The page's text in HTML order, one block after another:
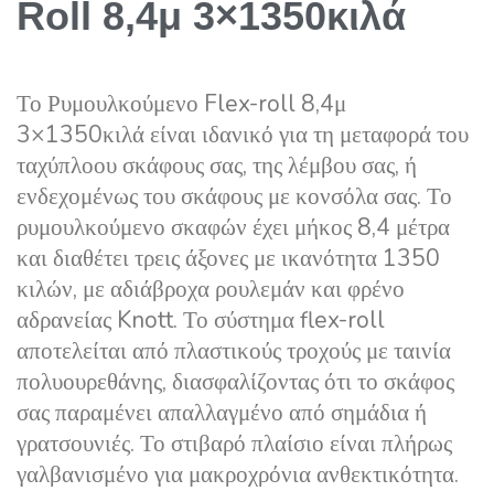
Roll 8,4μ 3×1350κιλά
Το Ρυμουλκούμενο Flex-roll 8,4μ
3×1350κιλά είναι ιδανικό για τη μεταφορά του
ταχύπλοου σκάφους σας, της λέμβου σας, ή
ενδεχομένως του σκάφους με κονσόλα σας. Το
ρυμουλκούμενο σκαφών έχει μήκος 8,4 μέτρα
και διαθέτει τρεις άξονες με ικανότητα 1350
κιλών, με αδιάβροχα ρουλεμάν και φρένο
αδρανείας Knott. Το σύστημα flex-roll
αποτελείται από πλαστικούς τροχούς με ταινία
πολυουρεθάνης, διασφαλίζοντας ότι το σκάφος
σας παραμένει απαλλαγμένο από σημάδια ή
γρατσουνιές. Το στιβαρό πλαίσιο είναι πλήρως
γαλβανισμένο για μακροχρόνια ανθεκτικότητα.